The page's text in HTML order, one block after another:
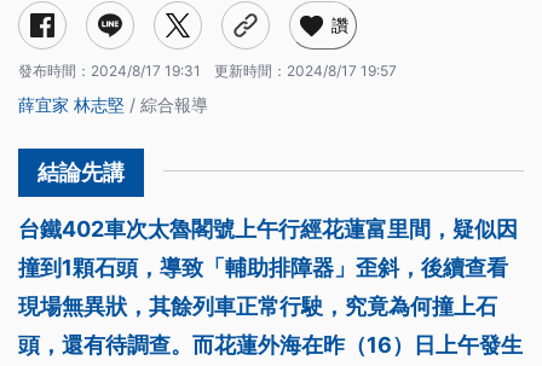
讚
發布時間： 2024/8/17 19:31 更新時間： 2024/8/17 19:57
薛宜家 林志堅 / 綜合報導
台鐵402車次太魯閣號上午行經花蓮富里間，疑似因
撞到1顆石頭，導致「輔助排障器」歪斜，後續查看
現場無異狀，其餘列車正常行駛，究竟為何撞上石
頭，還有待調查。而花蓮外海在昨（16）日上午發生